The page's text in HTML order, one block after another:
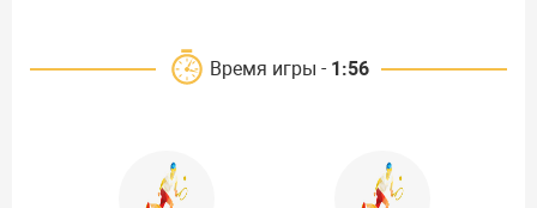
Время игры - 1:56